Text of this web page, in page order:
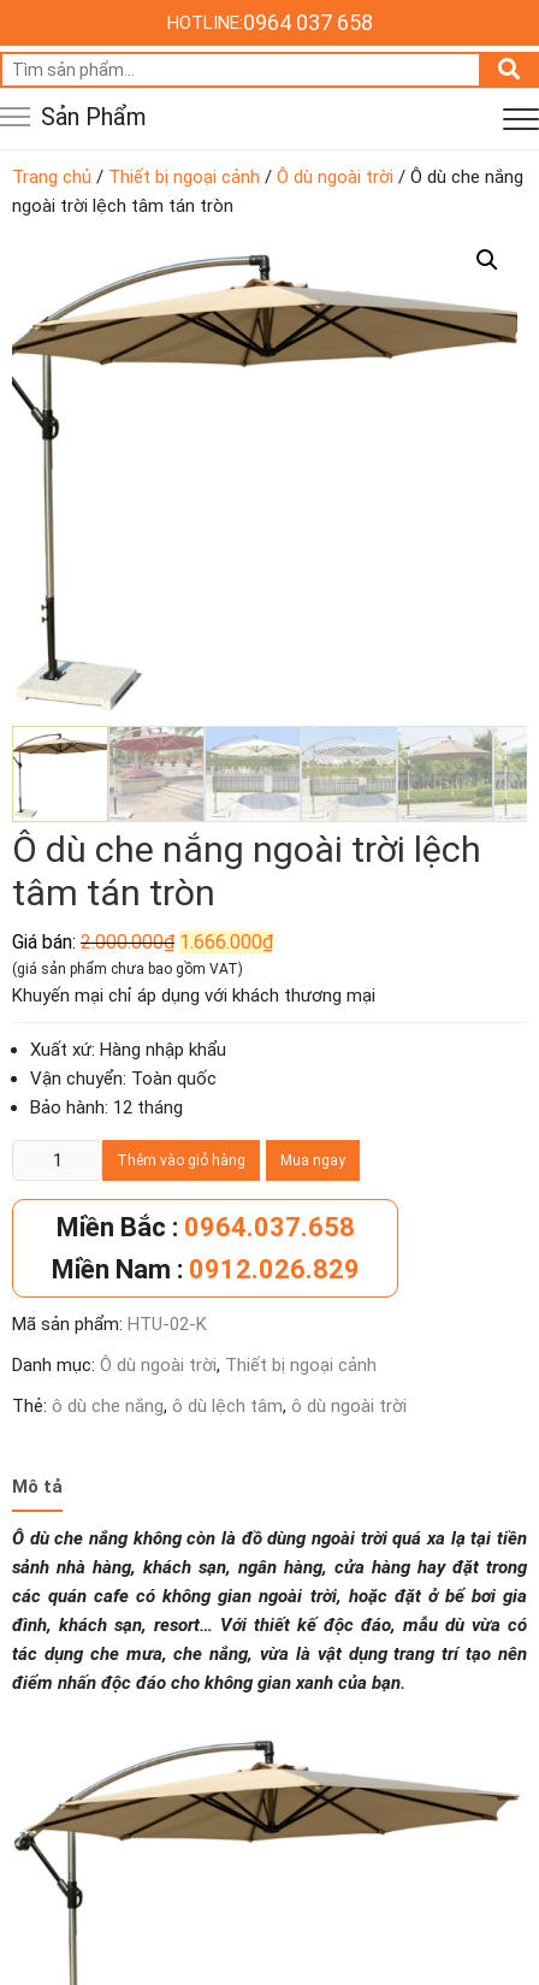
HOTLINE:0964 037 658
Tìm
kiếm:
Sản Phẩm
Trang chủ / Thiết bị ngoại cảnh / Ô dù ngoài trời / Ô dù che nắng
ngoài trời lệch tâm tán tròn
Ô dù che nắng ngoài trời lệch
tâm tán tròn
Giá bán: 2.000.000₫ Giá
gốc
là:
2.000.000₫.
1.666.000₫Giá
hiện
là:
(giá sản phẩm chưa bao gồm VAT)
Khuyến mại chỉ áp dụng với khách thương mại
Xuất xứ: Hàng nhập khẩu
Vận chuyển: Toàn quốc
Bảo hành: 12 tháng
dù
che
trời
lệch
tâm
tròn
Thêm vào giỏ hàng Mua ngay
Miền Bắc : 0964.037.658
Miền Nam : 0912.026.829
Mã sản phẩm: HTU-02-K
Danh mục: Ô dù ngoài trời, Thiết bị ngoại cảnh
Thẻ: ô dù che nắng, ô dù lệch tâm, ô dù ngoài trời
Mô tả
Ô dù che nắng không còn là đồ dùng ngoài trời quá xa lạ tại tiền
sảnh nhà hàng, khách sạn, ngân hàng, cửa hàng hay đặt trong
các quán cafe có không gian ngoài trời, hoặc đặt ở bể bơi gia
đình, khách sạn, resort… Với thiết kế độc đáo, mẫu dù vừa có
tác dụng che mưa, che nắng, vừa là vật dụng trang trí tạo nên
điểm nhấn độc đáo cho không gian xanh của bạn.